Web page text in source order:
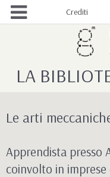
Crediti
LA
Le arti
Apprendista presso
coinvolto in